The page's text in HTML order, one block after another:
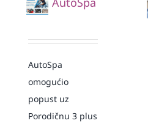
AutoSpa
omogućio
popust uz
Porodičnu 3 plus